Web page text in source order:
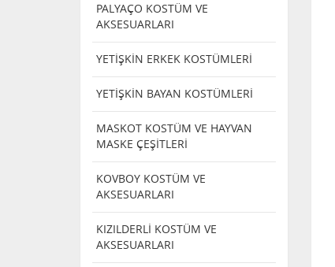
PALYAÇO KOSTÜM VE
AKSESUARLARI
YETİŞKİN ERKEK KOSTÜMLERİ
YETİŞKİN BAYAN KOSTÜMLERİ
MASKOT KOSTÜM VE HAYVAN
MASKE ÇEŞİTLERİ
KOVBOY KOSTÜM VE
AKSESUARLARI
KIZILDERLİ KOSTÜM VE
AKSESUARLARI
BURUN ÇEŞİTLERİ
1 ADEDİ )
2704 S-1101
TÜKENDI
( 8 CM )
TÜKENDI